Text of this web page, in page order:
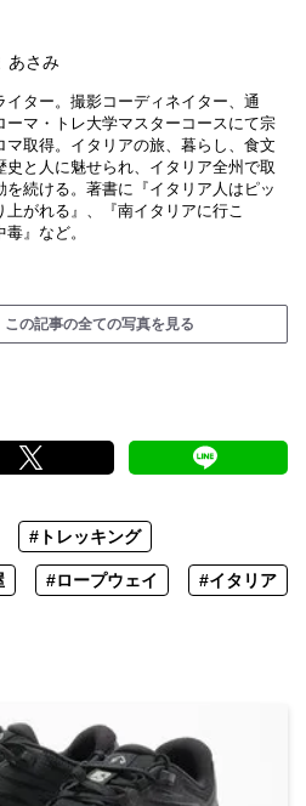
あさみ
イター。撮影コーディネイター、通
ーマ・トレ大学マスターコースにて宗
マ取得。イタリアの旅、暮らし、食文
史と人に魅せられ、イタリア全州で取
を続ける。著書に『イタリア人はピッ
上がれる』、『南イタリアに行こ
』など。
の記事の全ての写真を見る
#トレッキング
#ロープウェイ #イタリア